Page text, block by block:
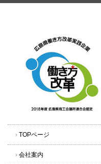
› TOPページ
› 会社案内